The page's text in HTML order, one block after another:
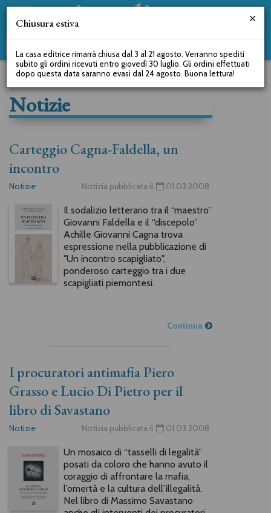
Notizie
Carteggio Cagna-Faldella, un
incontro
Notizie Notizia pubblicata il 01.03.2008
Il sodalizio letterario tra il “maestro”
Giovanni Faldella e il “discepolo”
Achille Giovanni Cagna trova
espressione nella pubblicazione di
"Un incontro scapigliato",
ponderoso carteggio tra i due
scapigliati piemontesi.
Continua
I procuratori antimafia Piero
Grasso e Lucio Di Pietro per il
libro di Savastano
Notizie Notizia pubblicata il 01.03.2008
Un mosaico di “tasselli di legalità”
posati da coloro che hanno avuto il
coraggio di affrontare la mafia,
l’omertà e la cultura dell’illegalità.
Nel libro di Massimo Savastano
Chiusura estiva
La casa editrice rimarrà chiusa dal 3 al 21 agosto. Verranno spediti
subito gli ordini ricevuti entro giovedì 30 luglio. Gli ordini effettuati
dopo questa data saranno evasi dal 24 agosto. Buona lettura!